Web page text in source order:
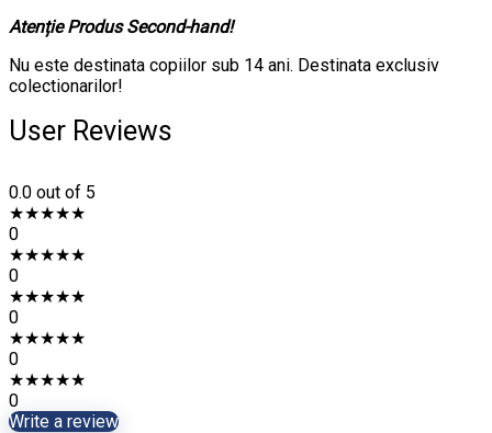
Atenție Produs Second-hand!
Nu este destinata copiilor sub 14 ani. Destinata exclusiv
colectionarilor!
User Reviews
0.0 out of 5
★★★★★
0
★★★★★
0
★★★★★
0
★★★★★
0
★★★★★
0
Write a review